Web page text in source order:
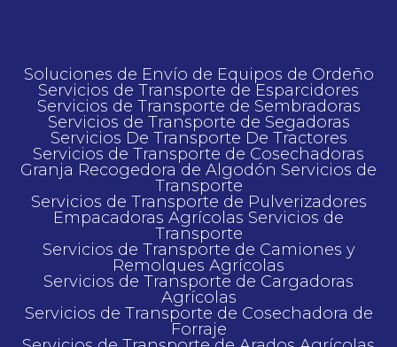
Soluciones de Еnvío de Еquipos de Оrdeño
Servicios de Transporte de Esparcidores
Servicios de Transporte de Sembradoras
Servicios de Transporte de Segadoras
Servicios De Transporte De Tractores
Servicios de Transporte de Cosechadoras
Granja Recogedora de Algodón Servicios de
Transporte
Servicios de Transporte de Pulverizadores
Empacadoras Agrícolas Servicios de
Transporte
Servicios de Transporte de Camiones y
Remolques Agrícolas
Servicios de Transporte de Cargadoras
Agrícolas
Servicios de Transporte de Cosechadora de
Forraje